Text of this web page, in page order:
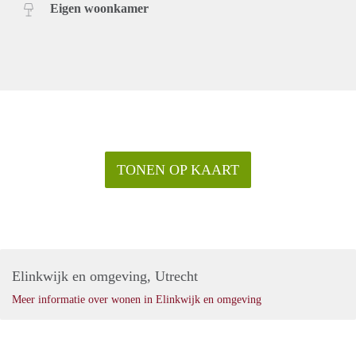
Eigen woonkamer
TONEN OP KAART
Elinkwijk en omgeving, Utrecht
Meer informatie over wonen in Elinkwijk en omgeving